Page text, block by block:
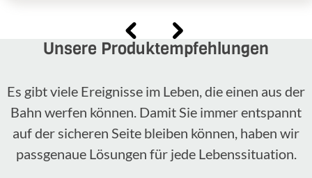
Unsere Produktempfehlungen
Es gibt viele Ereignisse im Leben, die einen aus der
Bahn werfen können. Damit Sie immer entspannt
auf der sicheren Seite bleiben können, haben wir
passgenaue Lösungen für jede Lebenssituation.